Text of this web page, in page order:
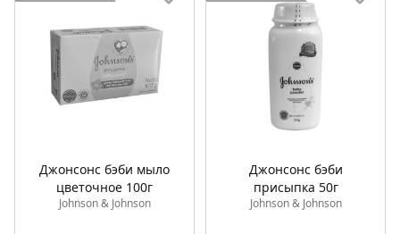
Джонсонс бэби мыло
цветочное 100г
Johnson & Johnson
Джонсонс бэби
присыпка 50г
Johnson & Johnson